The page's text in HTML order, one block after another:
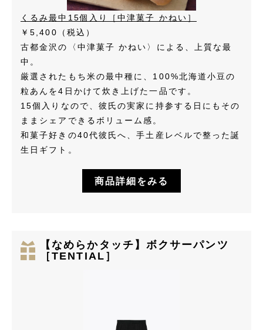
くるみ最中15個入り［中津菓子 かねい］
￥5,400（税込）
古都金沢の〈中津菓子 かねい〉による、上質な最
中。
厳選されたもち米の最中種に、100%北海道小豆の
粒あんを4日かけて炊き上げた一品です。
15個入りなので、彼氏の実家に持参する日にもその
ままシェアできるボリューム感。
和菓子好きの40代彼氏へ、手土産レベルで整った誕
生日ギフト。
商品詳細をみる
【なめらかタッチ】ボクサーパンツ
［TENTIAL］